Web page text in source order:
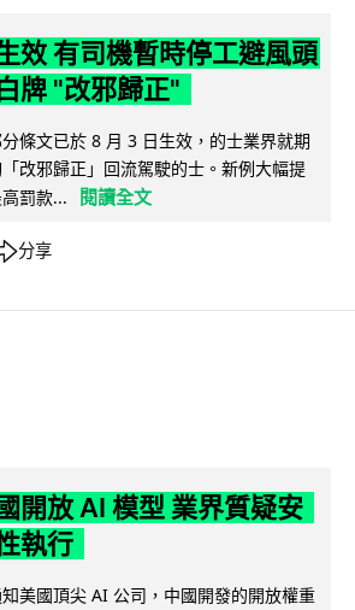
效 有司機暫時停工避風頭
牌 "改邪歸正"
條文已於 8 月 3 日生效，的士業界就期
改邪歸正」回流駕駛的士。新例大幅提
罰款...
閱讀全文
分享
開放 AI 模型 業界質疑安
執行
美國頂尖 AI 公司，中國開發的開放權重